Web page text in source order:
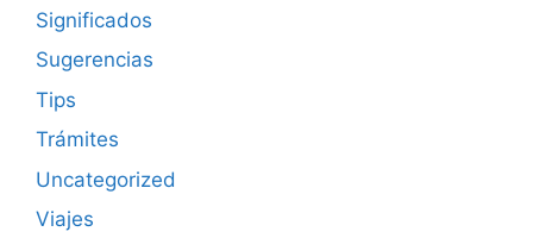
Significados
Sugerencias
Tips
Trámites
Uncategorized
Viajes